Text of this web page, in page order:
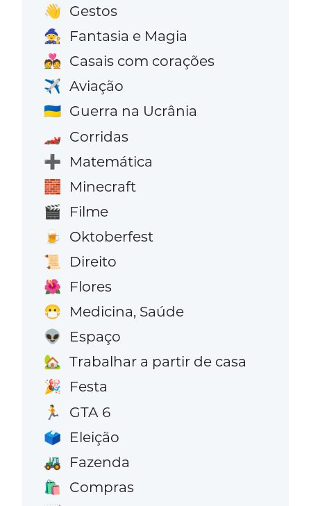
👋 Gestos
🧙 Fantasia e Magia
💑 Casais com corações
✈️ Aviação
🇺🇦 Guerra na Ucrânia
🏎️ Corridas
➕ Matemática
🧱 Minecraft
🎬 Filme
🍺 Oktoberfest
📜 Direito
🌺 Flores
😷 Medicina, Saúde
👽 Espaço
🏡 Trabalhar a partir de casa
🎉 Festa
🏃 GTA 6
🗳️ Eleição
🚜 Fazenda
🛍️ Compras